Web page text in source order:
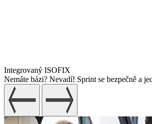
Integrovaný ISOFIX
Nemáte bázi? Nevadí! Sprint se bezpečně a